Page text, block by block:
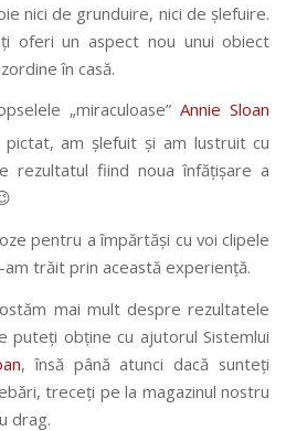
nici de grunduire, nici de șlefuire.
oferi un aspect nou unui obiect
în casă.
„miraculoase”Annie Sloan
pictat, am șlefuit și am lustruit cu
rezultatul fiind noua înfățișare a
pentru a împărtăși cu voi clipele
trăit prin această experiență.
mai mult despre rezultatele
puteți obține cu ajutorul Sistemlui
, însă până atunci dacă sunteți
treceți pe la magazinul nostru
drag.